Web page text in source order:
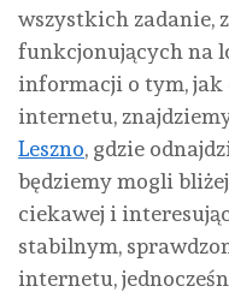
wszystkich zadanie,
funkcjonujących na
informacji o tym, jak
internetu,
Leszno, gdzie
będziemy mogli
ciekawej i
stabilnym,
internetu,